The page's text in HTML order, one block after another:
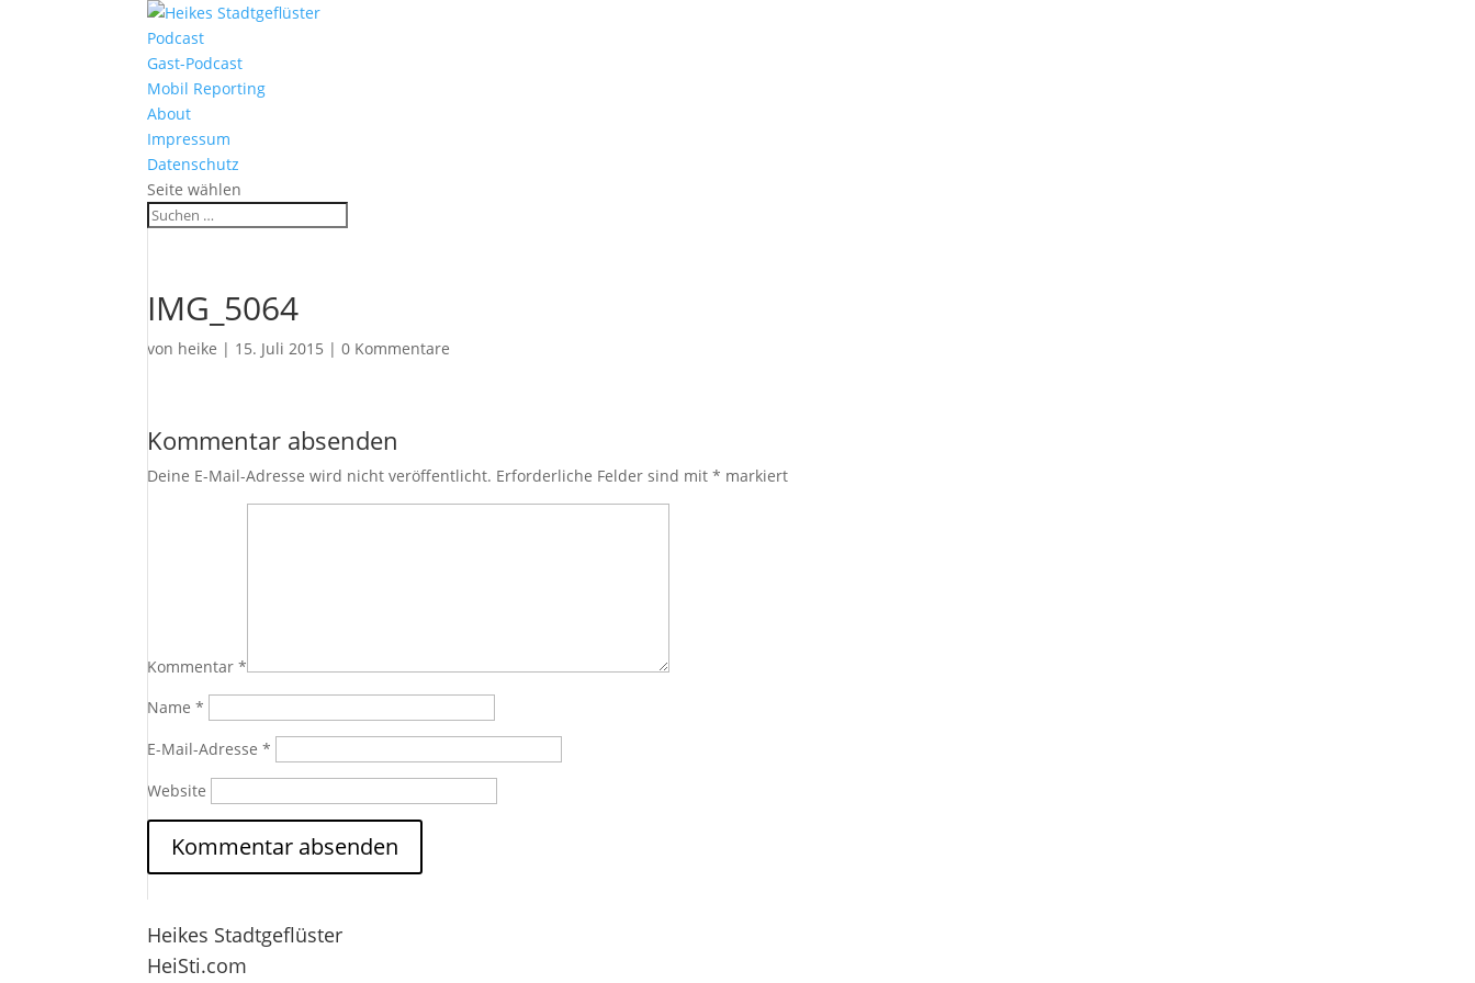
Podcast
Gast-Podcast
Mobil Reporting
About
Impressum
Datenschutz
Seite wählen
IMG_5064
von heike | 15. Juli 2015 |0 Kommentare
Kommentar absenden
Deine E-Mail-Adresse wird nicht veröffentlicht. Erforderliche Felder sind mit* markiert
Kommentar*
Name*
E-Mail-Adresse*
Website
Heikes Stadtgeflüster
HeiSti.com